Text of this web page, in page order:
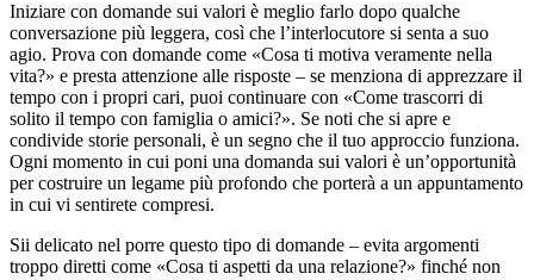
Iniziare con domande sui valori è meglio farlo dopo qualche
conversazione più leggera, così che l’interlocutore si senta a suo
agio. Prova con domande come «Cosa ti motiva veramente nella
vita?» e presta attenzione alle risposte – se menziona di apprezzare il
tempo con i propri cari, puoi continuare con «Come trascorri di
solito il tempo con famiglia o amici?». Se noti che si apre e
condivide storie personali, è un segno che il tuo approccio funziona.
Ogni momento in cui poni una domanda sui valori è un’opportunità
per costruire un legame più profondo che porterà a un appuntamento
in cui vi sentirete compresi.
Sii delicato nel porre questo tipo di domande – evita argomenti
troppo diretti come «Cosa ti aspetti da una relazione?» finché non